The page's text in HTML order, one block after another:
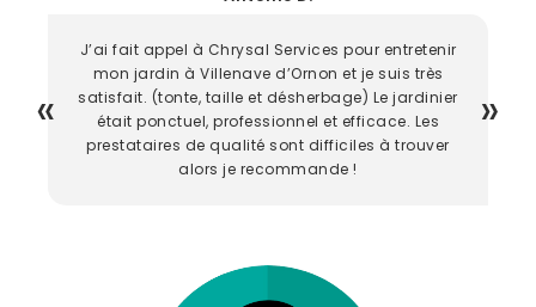
J’ai fait appel à Chrysal Services pour entretenir
mon jardin à Villenave d’Ornon et je suis très
satisfait. (tonte, taille et désherbage) Le jardinier
était ponctuel, professionnel et efficace. Les
prestataires de qualité sont difficiles à trouver
alors je recommande !